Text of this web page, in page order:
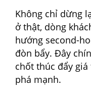
Không chỉ dừng
ở thật, dòng
hướng second-
đòn bẩy. Đây
chốt thúc đẩy
phá mạnh.